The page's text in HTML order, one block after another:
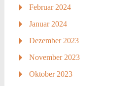
Februar 2024
Januar 2024
Dezember 2023
November 2023
Oktober 2023